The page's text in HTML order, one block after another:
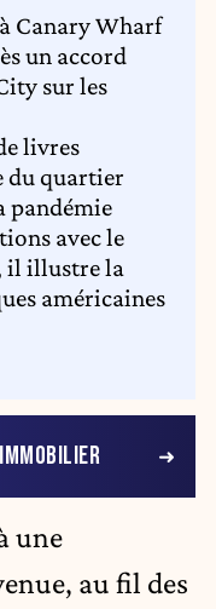
Canary Wharf
un accord
sur les
livres
du quartier
pandémie
avec le
il illustre la
américaines
IMMOBILIER
une
au fil des